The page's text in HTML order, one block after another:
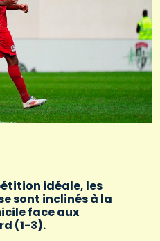
idéale, les
sont inclinés à la
face aux
(1-3).